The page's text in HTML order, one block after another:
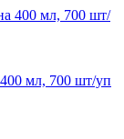
мл, 700 шт/уп